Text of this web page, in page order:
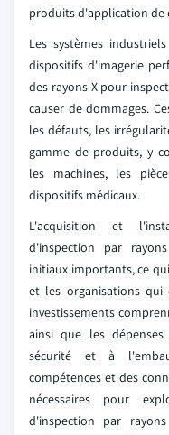
produits d'application
Les systèmes
dispositifs d'imagerie
des rayons X pour
causer de dommages.
les défauts, les
gamme de produits, y
les machines, les
dispositifs médicaux.
L'acquisition et
d'inspection par
initiaux importants, ce
et les organisations qui
investissements
ainsi que les
sécurité et à
compétences et des
nécessaires pour
d'inspection par